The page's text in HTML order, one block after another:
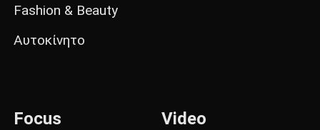
Fashion & Beauty
Αυτοκίνητο
Focus Video